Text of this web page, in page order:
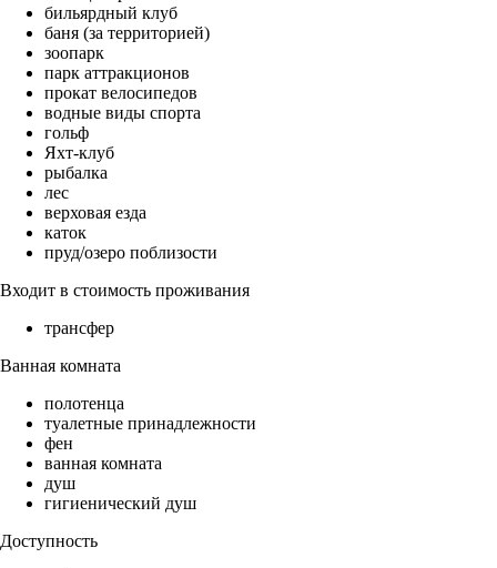
бильярдный клуб
баня (за территорией)
зоопарк
парк аттракционов
прокат велосипедов
водные виды спорта
гольф
Яхт-клуб
рыбалка
лес
верховая езда
каток
пруд/озеро поблизости
Входит в стоимость проживания
трансфер
Ванная комната
полотенца
туалетные принадлежности
фен
ванная комната
душ
гигиенический душ
Доступность